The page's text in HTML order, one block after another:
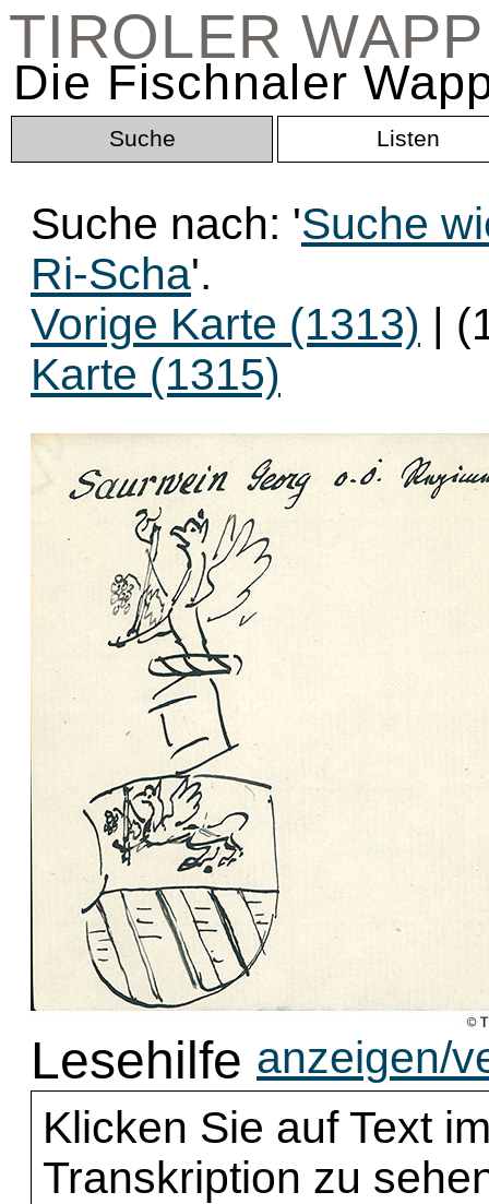
TIROLER
Die Fischnaler
Suche Listen
Suche nach: 'Suche
Ri-Scha'.
Vorige Karte (1313) |
Karte (1315)
Lesehilfe anzeigen/
Klicken Sie auf Text
Transkription zu